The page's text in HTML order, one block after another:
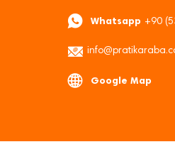
Whatsapp +90
Google Map